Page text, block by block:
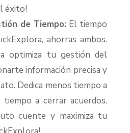
éxito!
de Tiempo: El tiempo
ahorras ambos.
optimiza tu gestión del
información precisa y
Dedica menos tiempo a
a cerrar acuerdos.
cuente y maximiza tu